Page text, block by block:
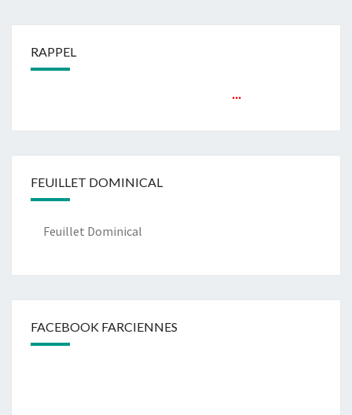
RAPPEL
FEUILLET DOMINICAL
Feuillet Dominical
FACEBOOK FARCIENNES